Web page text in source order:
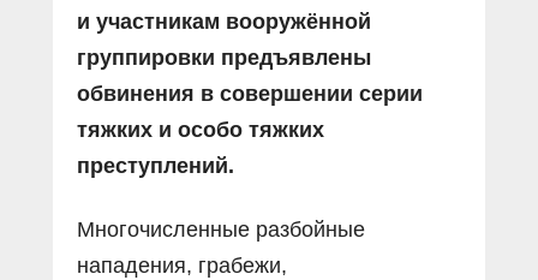
и участникам вооружённой
группировки предъявлены
обвинения в совершении серии
тяжких и особо тяжких
преступлений.
Многочисленные разбойные
нападения, грабежи,